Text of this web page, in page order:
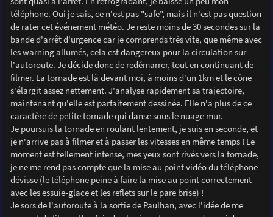
téléphone. Oui je sais, ce n'est pas "safe", mais il n'est pas question
de rater cet événement météo. Je reste moins de 30 secondes sur la
bande d'arrêt d'urgence car je comprends très vite, que même avec
les warning allumés, cela est dangereux pour la circulation sur
l'autoroute. Je décide donc de redémarrer, tout en continuant de
filmer. La tornade est là devant moi, à moins d'un 1km et le cône
s'élargit assez nettement. J'analyse rapidement sa trajectoire,
maintenant qu'elle est parfaitement dessinée. Elle n'a plus de ce
caractère de petite tornade qui danse sous le nuage mur.
Je poursuis la tornade en roulant lentement, je suis en seconde, et
je n'arrive pas à filmer et à passer les vitesses en même temps ! Le
moment est tellement intense, mes yeux sont rivés vers la tornade,
je ne me rend pas compte que la mise au point vidéo du téléphone
dévisse (le téléphone peine à faire la mise au point correctement
avec les essuie-glace et les reflets sur le pare brise) !
Je sors de l'autoroute à la sortie de Paulhan, avec l'idée de me